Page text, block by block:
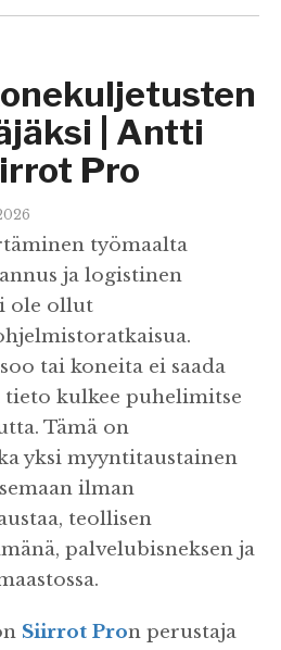
| Antti
Pro
työmaalta
ja logistinen
ole ollut
tai koneita ei saada
tieto kulkee puhelimitse
Tämä on
yksi myyntitaustainen
ilman
teollisen
palvelubisneksen ja
Siirrot Pron perustaja